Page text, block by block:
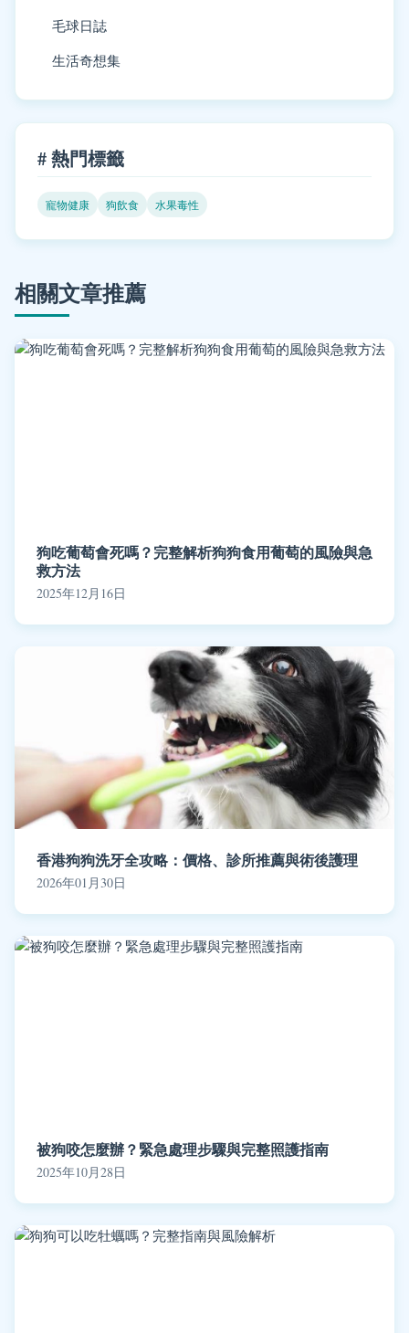
毛球日誌
生活奇想集
# 熱門標籤
寵物健康 狗飲食 水果毒性
相關文章推薦
狗吃葡萄會死嗎？完整解析狗狗食用葡萄的風險與急
救方法
2025年12月16日
香港狗狗洗牙全攻略：價格、診所推薦與術後護理
2026年01月30日
被狗咬怎麼辦？緊急處理步驟與完整照護指南
2025年10月28日